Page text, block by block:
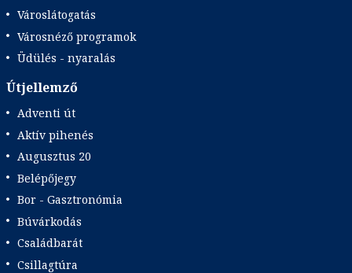
Városlátogatás
Városnéző programok
Üdülés - nyaralás
Útjellemző
Adventi út
Aktív pihenés
Augusztus 20
Belépőjegy
Bor - Gasztronómia
Búvárkodás
Családbarát
Csillagtúra